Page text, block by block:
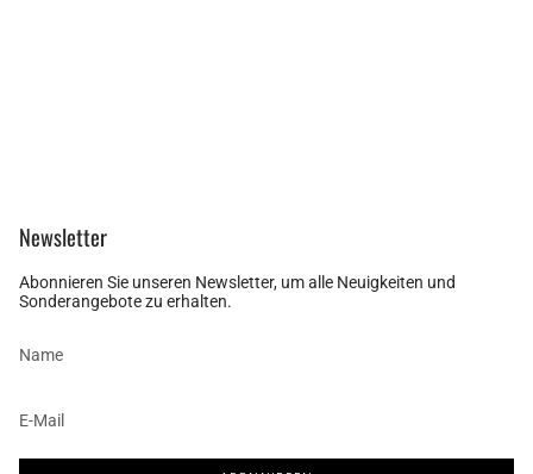
Newsletter
Abonnieren Sie unseren Newsletter, um alle Neuigkeiten und
Sonderangebote zu erhalten.